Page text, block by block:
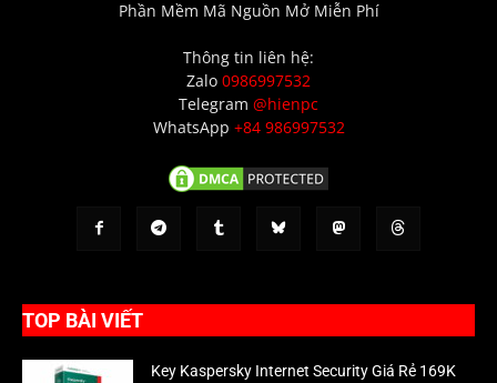
Phần Mềm Mã Nguồn Mở Miễn Phí
Thông tin liên hệ:
Zalo 0986997532
Telegram @hienpc
WhatsApp +84 986997532
TOP BÀI VIẾT
Key Kaspersky Internet Security Giá Rẻ 169K